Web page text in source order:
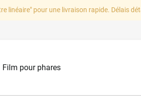
linéaire" pour une livraison rapide. Délais
Film pour phares